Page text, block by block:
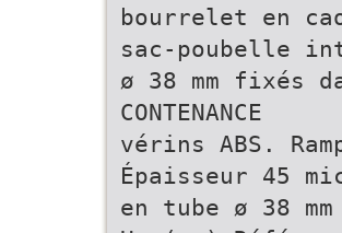
bourrelet en
sac-poubelle
ø 38 mm fixés
CONTENANCE
vérins ABS.
Épaisseur 45
en tube ø 38